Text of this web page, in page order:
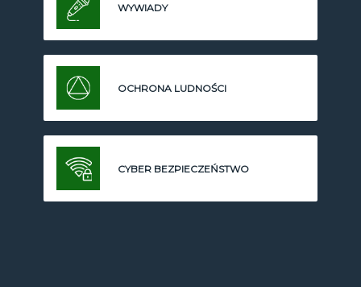
WYWIADY
OCHRONA LUDNOŚCI
CYBER BEZPIECZEŃSTWO